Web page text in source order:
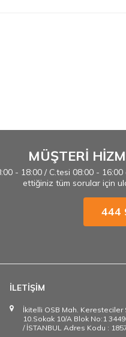
MÜŞTERİ
- 18:00 / C.tesi 08:00 - 16:00
ettiğiniz tüm sorular için
444
İLETİŞİM
İkitelli OSB Mah. Keresteciler
10.Sokak 10/A Blok No:1
/ İSTANBUL Adres Kodu :